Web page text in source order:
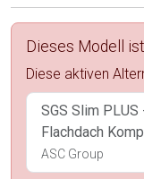
Dieses Modell
Diese aktiven
SGS Slim
Flachdach
ASC Group